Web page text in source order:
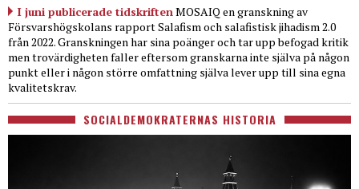
I juni publicerade tidskriften MOSAIQ en granskning av
Försvarshögskolans rapport Salafism och salafistisk jihadism 2.0
från 2022. Granskningen har sina poänger och tar upp befogad kritik
men trovärdigheten faller eftersom granskarna inte själva på någon
punkt eller i någon större omfattning själva lever upp till sina egna
kvalitetskrav.
SOCIALDEMOKRATERNAS HISTORIA